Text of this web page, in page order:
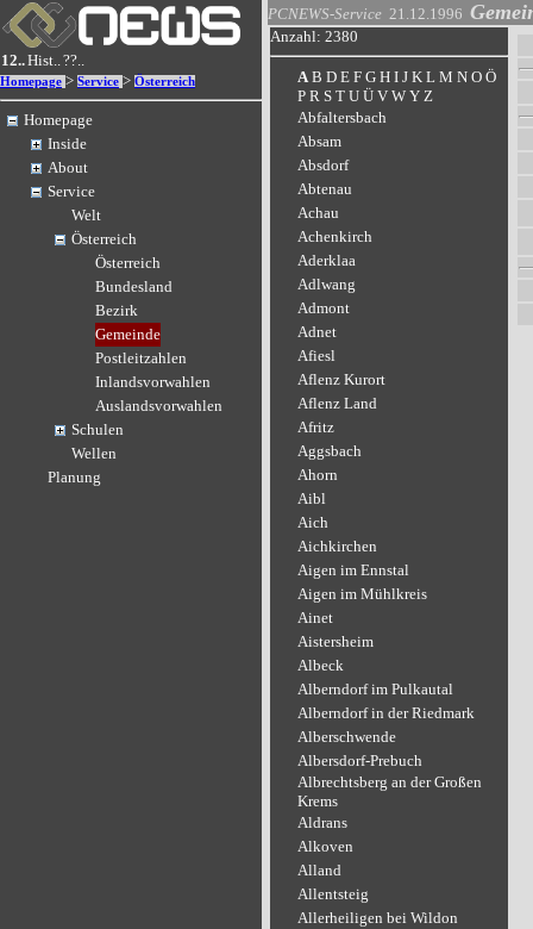
12..Hist..??..
Homepage > Service > Österreich
Homepage
Inside
About
Service
Welt
Österreich
Österreich
Bundesland
Bezirk
Gemeinde
Postleitzahlen
Inlandsvorwahlen
Auslandsvorwahlen
Schulen
Wellen
Planung
PCNEWS-Service 21.12.1996
Anzahl: 2380
A B D E F G H I J K L M N O Ö
P R S T U Ü V W Y Z
Abfaltersbach
Absam
Absdorf
Abtenau
Achau
Achenkirch
Aderklaa
Adlwang
Admont
Adnet
Afiesl
Aflenz Kurort
Aflenz Land
Afritz
Aggsbach
Ahorn
Aibl
Aich
Aichkirchen
Aigen im Ennstal
Aigen im Mühlkreis
Ainet
Aistersheim
Albeck
Alberndorf im Pulkautal
Alberndorf in der Riedmark
Alberschwende
Albersdorf-Prebuch
Albrechtsberg an der Großen
Krems
Aldrans
Alkoven
Alland
Allentsteig
Allerheiligen bei Wildon